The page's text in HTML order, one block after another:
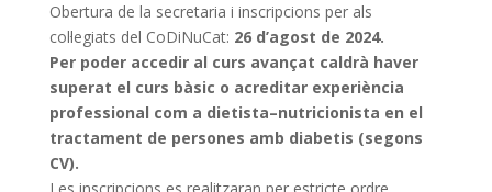
Obertura de la secretaria i inscripcions per als
col·legiats del CoDiNuCat: 26 d’agost de 2024.
Per poder accedir al curs avançat caldrà haver
superat el curs bàsic o acreditar experiència
professional com a dietista–nutricionista en el
tractament de persones amb diabetis (segons
CV).